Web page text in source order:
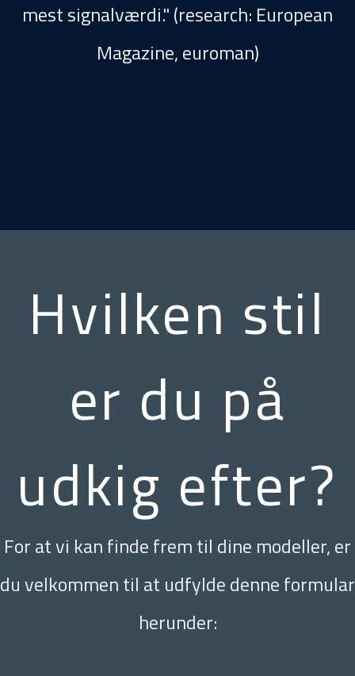
mest signalværdi."​ (research: European
Magazine, euroman)
Hvilken stil
er du på
udkig efter?
For at vi kan finde frem til dine modeller, er
du velkommen til at udfylde denne formular
herunder: